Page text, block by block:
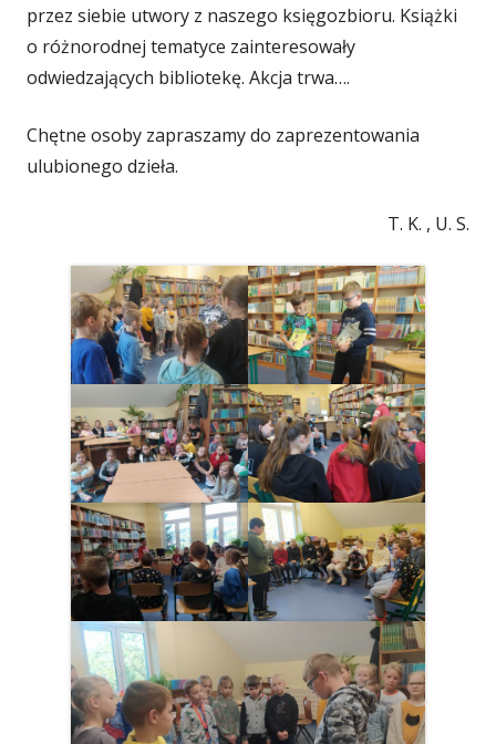
przez siebie utwory z naszego księgozbioru. Książki
o różnorodnej tematyce zainteresowały
odwiedzających bibliotekę. Akcja trwa….
Chętne osoby zapraszamy do zaprezentowania
ulubionego dzieła.
T. K. , U. S.